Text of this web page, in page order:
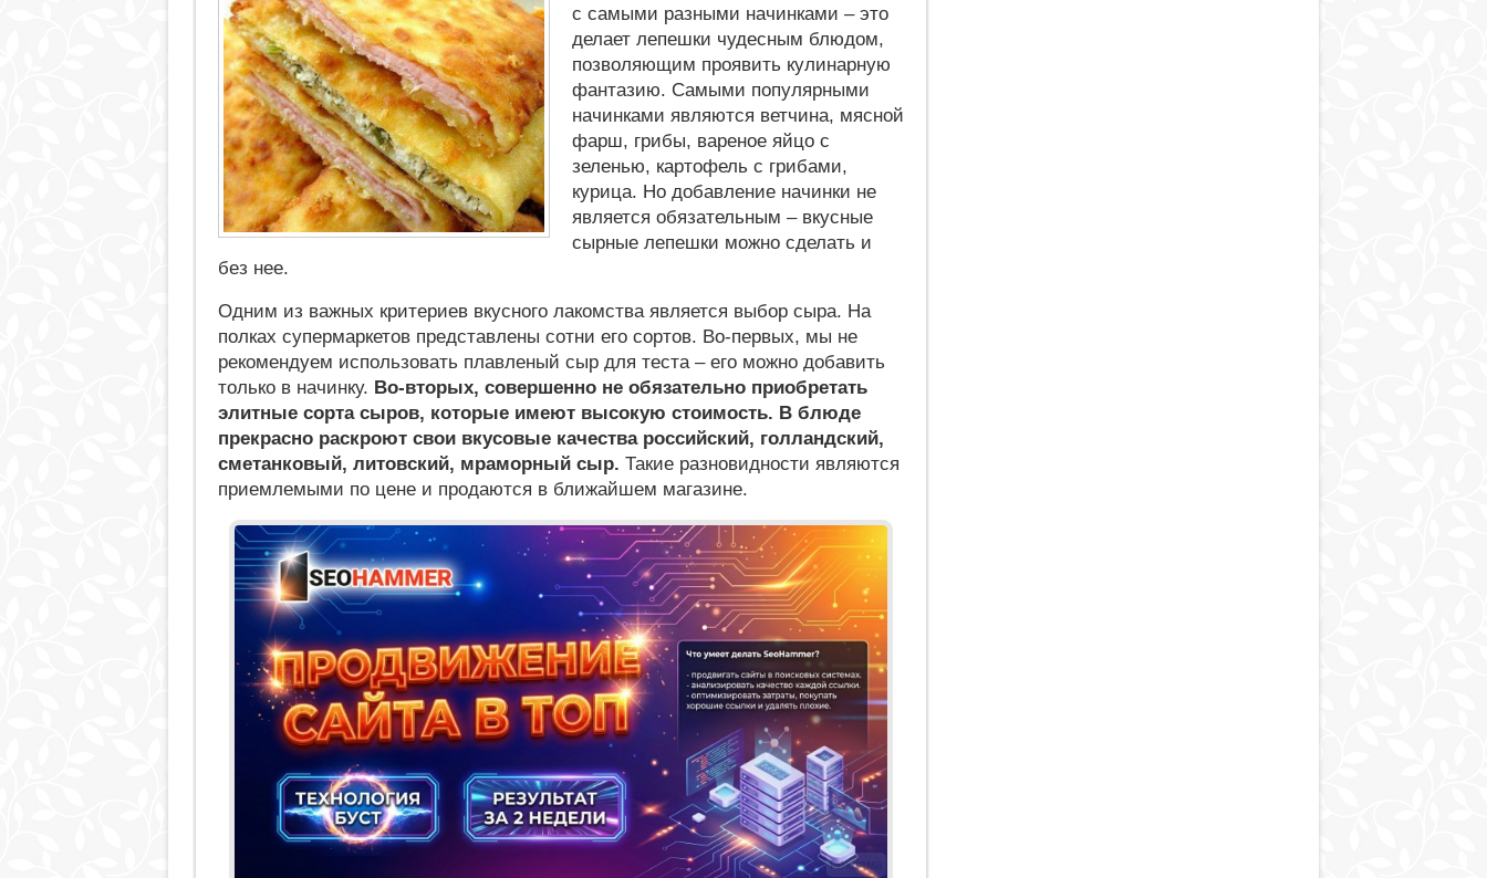
с самыми разными начинками – это
делает лепешки чудесным блюдом,
позволяющим проявить кулинарную
фантазию. Самыми популярными
начинками являются ветчина, мясной
фарш, грибы, вареное яйцо с
зеленью, картофель с грибами,
курица. Но добавление начинки не
является обязательным – вкусные
сырные лепешки можно сделать и
без нее.
Одним из важных критериев вкусного лакомства является выбор сыра. На
полках супермаркетов представлены сотни его сортов. Во-первых, мы не
рекомендуем использовать плавленый сыр для теста – его можно добавить
только в начинку. Во-вторых, совершенно не обязательно приобретать
элитные сорта сыров, которые имеют высокую стоимость. В блюде
прекрасно раскроют свои вкусовые качества российский, голландский,
сметанковый, литовский, мраморный сыр. Такие разновидности являются
приемлемыми по цене и продаются в ближайшем магазине.
Реклама